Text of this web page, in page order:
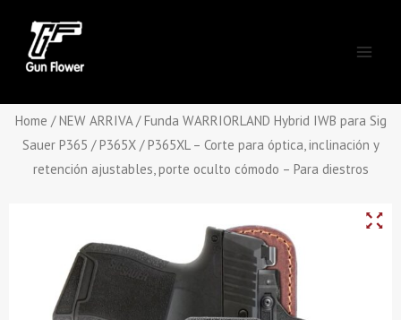
content
Home /NEW ARRIVA/ Funda WARRIORLAND Hybrid IWB para Sig
Sauer P365 / P365X / P365XL – Corte para óptica, inclinación y
retención ajustables, porte oculto cómodo – Para diestros